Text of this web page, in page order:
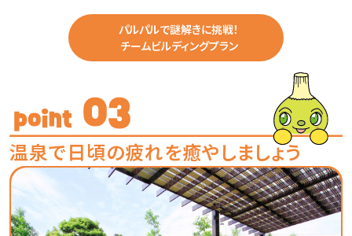
パルパルで謎解きに挑戦！
チームビルディングプラン
温泉で日頃の疲れを癒やしましょう